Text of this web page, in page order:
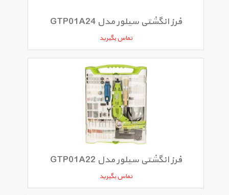
فرز انگشتی سیلور مدل GTP01A24
تماس بگیرید
فرز انگشتی سیلور مدل GTP01A22
تماس بگیرید